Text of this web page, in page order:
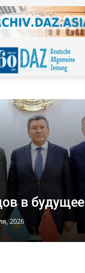
в будущее
2026